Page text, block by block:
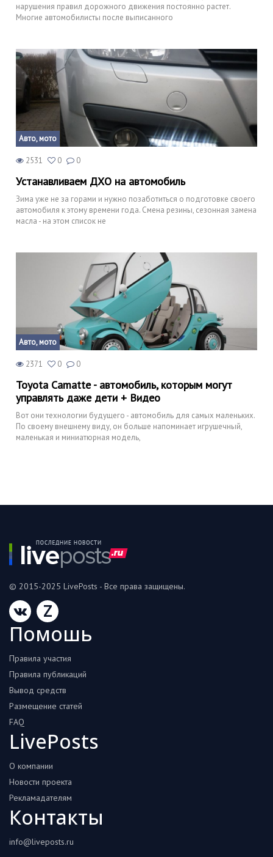
нарушения правил дорожного движения постоянно растет.
Многие автомобилисты после выписанного
Авто, мото
2531 0 0
Устанавливаем ДХО на автомобиль
Зима уже не за горами и нужно позаботиться о подготовке своего
автомобиля к этому времени года. Смена резины, сезонная замена
масла - на этом список не
Авто, мото
2371 0 0
Toyota Camatte - автомобиль, которым могут
управлять даже дети + Видео
Вот они технологии будущего - автомобиль для самых маленьких.
По своему внешнему виду, он больше напоминает игрушечный,
маленькая и миниатюрная модель,
© 2015-2025 LivePosts - Все права защищены.
Z
Помошь
Правила участия
Правила публикаций
Вывод средств
Размещение статей
FAQ
LivePosts
О компании
Новости проекта
Рекламадателям
Контакты
info@liveposts.ru